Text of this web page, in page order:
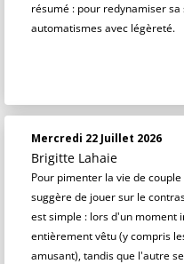
résumé : pour redynamiser
automatismes avec légèreté.
Mercredi 22 Juillet 2026
Brigitte Lahaie
Pour pimenter la vie de
suggère de jouer sur le
est simple : lors d'un moment
entièrement vêtu (y compris
amusant), tandis que l'autre